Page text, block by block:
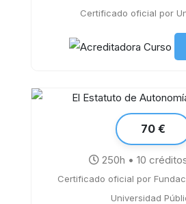
Gobierno de
Actuación de la
Certificado oficial por
El Estatuto de
70 €
250h • 10
Certificado oficial por
Universidad